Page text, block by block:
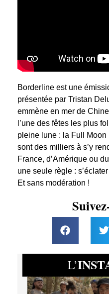
Borderline est une
présentée par Tristan
emmène en mer de
l’une des fêtes les plus
pleine lune : la Full
sont des milliers à s’y
France, d’Amérique ou
une seule règle :
Et sans modération !
L’